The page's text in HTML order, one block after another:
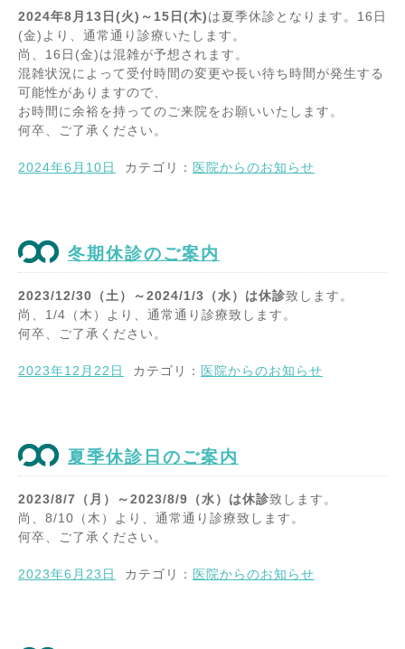
2024年8月13日(火)～15日(木)は夏季休診となります。16日
(金)より、通常通り診療いたします。
尚、16日(金)は混雑が予想されます。
混雑状況によって受付時間の変更や長い待ち時間が発生する
可能性がありますので、
お時間に余裕を持ってのご来院をお願いいたします。
何卒、ご了承ください。
2024年6月10日 カテゴリ： 医院からのお知らせ
冬期休診のご案内
2023/12/30（土）～2024/1/3（水）は休診致します。
尚、1/4（木）より、通常通り診療致します。
何卒、ご了承ください。
2023年12月22日 カテゴリ： 医院からのお知らせ
夏季休診日のご案内
2023/8/7（月）～2023/8/9（水）は休診致します。
尚、8/10（木）より、通常通り診療致します。
何卒、ご了承ください。
2023年6月23日 カテゴリ： 医院からのお知らせ